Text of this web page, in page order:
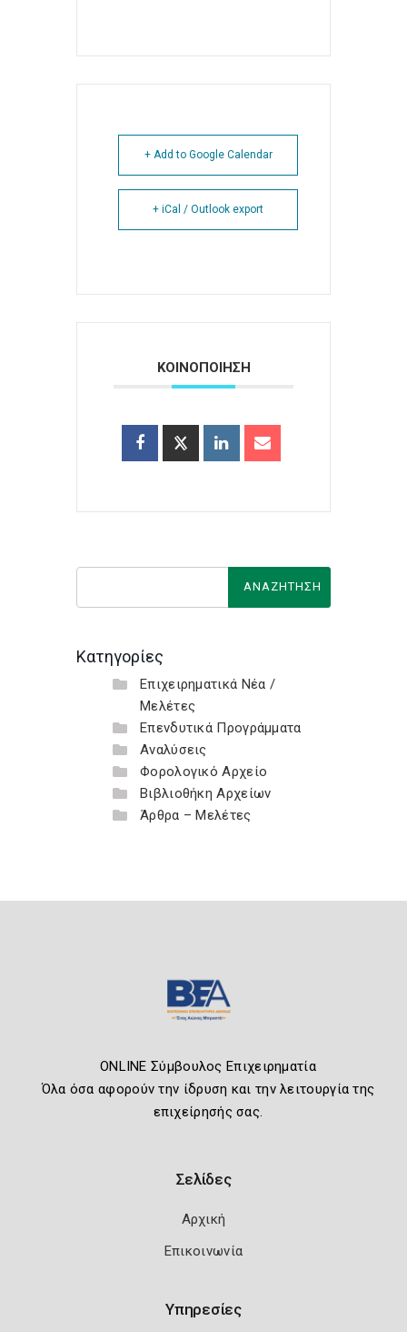
+ Add to Google Calendar
+ iCal / Outlook export
ΚΟΙΝΟΠΟΙΗΣΗ
Κατηγορίες
Επιχειρηματικά Νέα /
Μελέτες
Επενδυτικά Προγράμματα
Αναλύσεις
Φορολογικό Αρχείο
Βιβλιοθήκη Αρχείων
Άρθρα – Μελέτες
ONLINE Σύμβουλος Επιχειρηματία
Όλα όσα αφορούν την ίδρυση και την λειτουργία της
επιχείρησής σας.
Σελίδες
Αρχική
Επικοινωνία
Υπηρεσίες